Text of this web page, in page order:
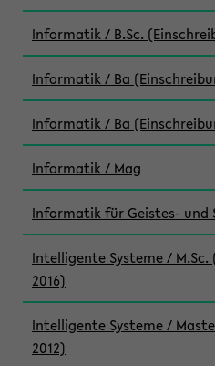
Informatik / B.Sc.
Informatik / Ba
Informatik / Ba
Informatik / Mag
Informatik für Geistes- und
Intelligente Systeme / M.Sc.
2016)
Intelligente Systeme /
2012)